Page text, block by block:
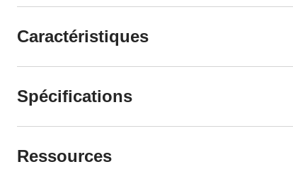
Caractéristiques
Spécifications
Ressources